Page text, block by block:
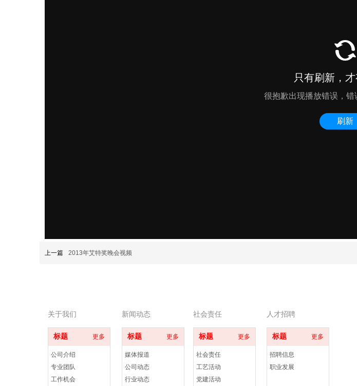
上一篇 2013年艾特奖晚会视频
标题 更多
公司介绍
专业团队
工作机会
标题 更多
媒体报道
公司动态
行业动态
标题 更多
社会责任
工艺活动
党建活动
标题 更多
招聘信息
职业发展
关于我们 新闻动态 社会责任 人才招聘